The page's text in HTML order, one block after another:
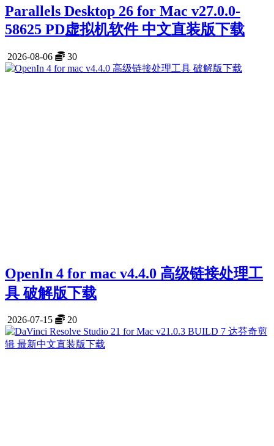
Parallels Desktop 26 for Mac v27.0.0-
58625 PD虚拟机软件 中文直装版下载
2026-08-06 30
OpenIn 4 for mac v4.4.0 高级链接处理工
具 破解版下载
2026-07-15 20